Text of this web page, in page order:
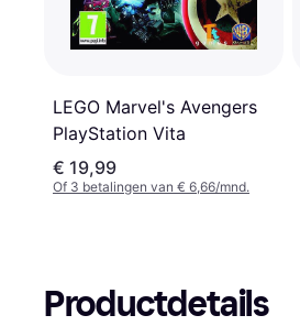
LEGO Marvel's Avengers
PlayStation Vita
€ 19,99
Of 3 betalingen van € 6,66/mnd.
Productdetails